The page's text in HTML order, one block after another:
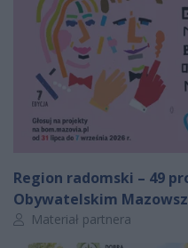
Region radomski – 49
Obywatelskim
Autor artykułu:
Materiał partnera